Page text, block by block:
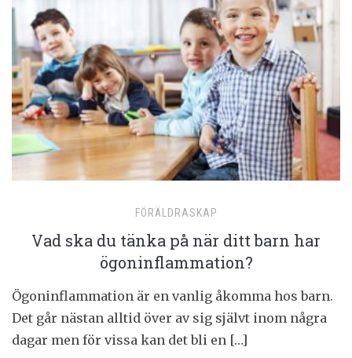
FÖRÄLDRASKAP
Vad ska du tänka på när ditt barn har
ögoninflammation?
Ögoninflammation är en vanlig åkomma hos barn.
Det går nästan alltid över av sig självt inom några
dagar men för vissa kan det bli en […]